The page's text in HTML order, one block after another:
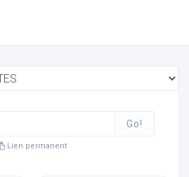
Go!
Lien permanent